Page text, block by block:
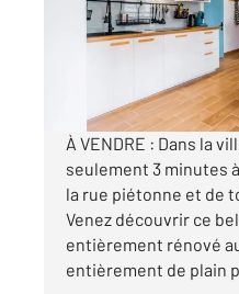
Appartement F4
199
Visiter le site dédié
À VENDRE : Dans la
seulement 3 minutes
la rue piétonne et de
Venez découvrir ce
entièrement rénové
entièrement de plain